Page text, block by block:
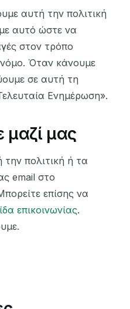
αυτή την πολιτική
αυτό ώστε να
στον τρόπο
Όταν κάνουμε
σε αυτή τη
Ενημέρωση».
μαζί μας
πολιτική ή τα
email στο
επίσης να
επικοινωνίας.